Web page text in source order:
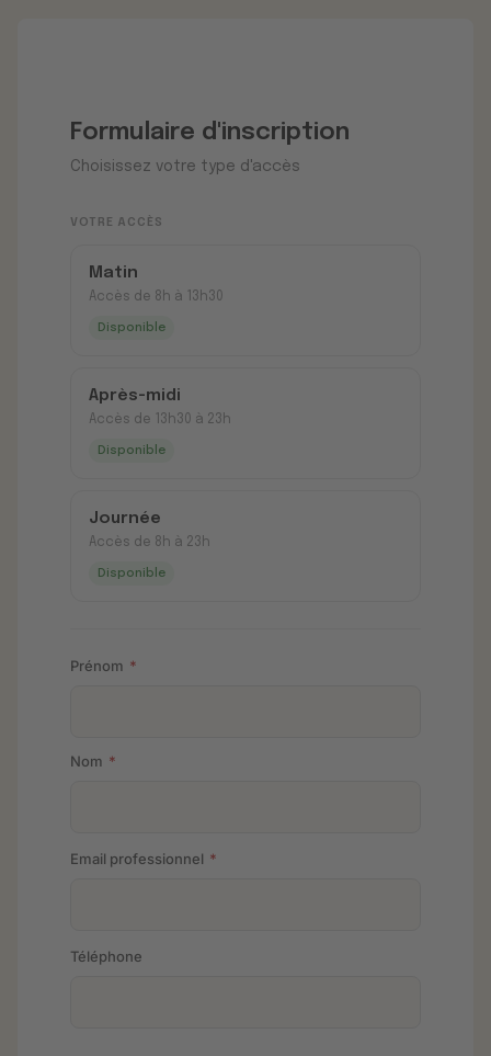
Formulaire d'inscription
Choisissez votre type d'accès
VOTRE ACCÈS
Matin
Accès de 8h à 13h30
Disponible
Après-midi
Accès de 13h30 à 23h
Disponible
Journée
Accès de 8h à 23h
Disponible
Prénom *
Nom *
Email professionnel *
Téléphone